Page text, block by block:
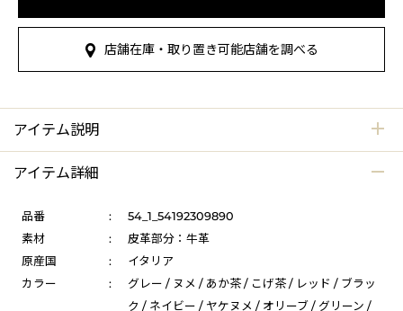
店舗在庫・取り置き可能店舗を調べる
アイテム説明
アイテム詳細
品番 :
54_1_54192309890
素材
:
皮革部分：牛革
原産国
:
イタリア
カラー
:
グレー / ヌメ / あか茶 / こげ茶 / レッド / ブラッ
ク / ネイビー / ヤケヌメ / オリーブ / グリーン /